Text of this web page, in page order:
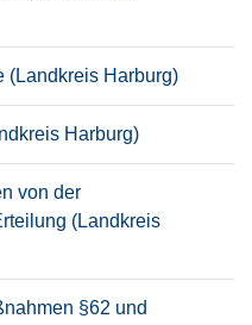
(Landkreis Harburg)
Harburg)
von der
(Landkreis
§62 und